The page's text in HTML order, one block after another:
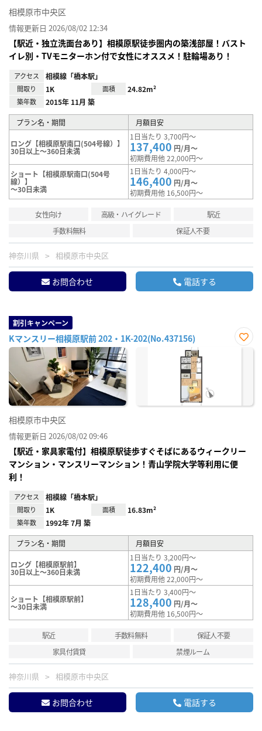
相模原市中央区
情報更新日 2026/08/02 12:34
【駅近・独立洗面台あり】相模原駅徒歩圏内の築浅部屋！バスト
イレ別・TVモニターホン付で女性にオススメ！駐輪場あり！
アクセス 相模線「橋本駅」
間取り 1K 面積 24.82m²
築年数 2015年 11月 築
プラン名・期間 月額目安
ロング【相模原駅南口(504号線）】
30日以上～360日未満
1日当たり 3,700円～
137,400 円/月～
初期費用他 22,000円～
ショート【相模原駅南口(504号
線）】
～30日未満
1日当たり 4,000円～
146,400 円/月～
初期費用他 16,500円～
女性向け 高級・ハイグレード
駅近
手数料無料
保証人不要
神奈川県 相模原市中央区
お問合わせ 電話する
割引キャンペーン
Kマンスリー相模原駅前 202・1K-202(No.437156)
お気
相模原市中央区
情報更新日 2026/08/02 09:46
【駅近・家具家電付】相模原駅徒歩すぐそばにあるウィークリー
マンション・マンスリーマンション！青山学院大学等利用に便
利！
アクセス 相模線「橋本駅」
間取り 1K 面積 16.83m²
築年数 1992年 7月 築
プラン名・期間 月額目安
ロング【相模原駅前】
30日以上～360日未満
1日当たり 3,200円～
122,400 円/月～
初期費用他 22,000円～
ショート【相模原駅前】
～30日未満
1日当たり 3,400円～
128,400 円/月～
初期費用他 16,500円～
駅近 手数料無料
保証人不要
家具付賃貸
禁煙ルーム
神奈川県 相模原市中央区
お問合わせ 電話する